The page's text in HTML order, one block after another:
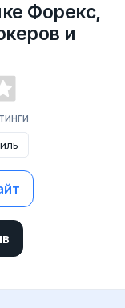
Форекс,
и